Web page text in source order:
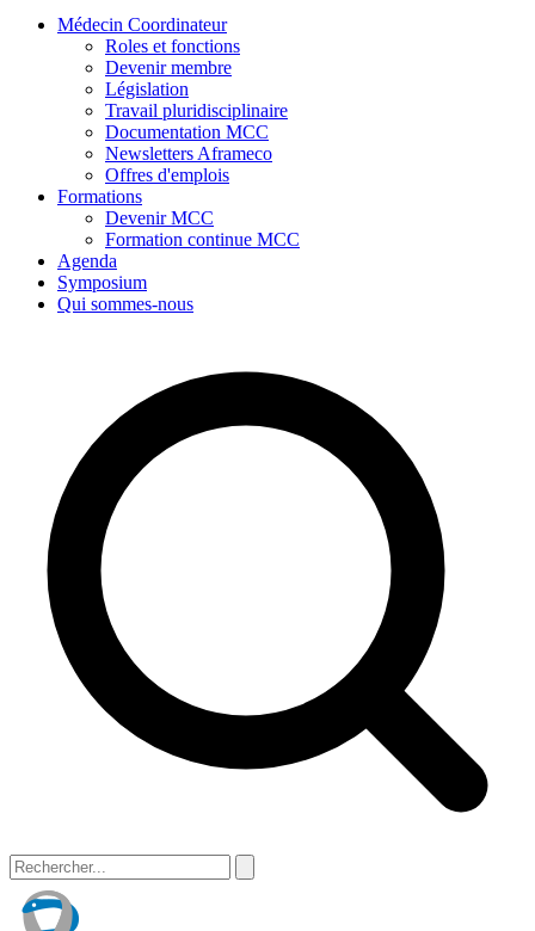
Médecin Coordinateur
Roles et fonctions
Devenir membre
Législation
Travail pluridisciplinaire
Documentation MCC
Newsletters Aframeco
Offres d'emplois
Formations
Devenir MCC
Formation continue MCC
Agenda
Symposium
Qui sommes-nous